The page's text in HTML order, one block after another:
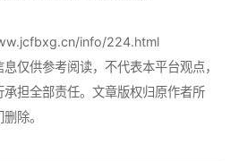
info/224.html
仅供参考阅读，不代表本平台观点，
担全部责任。文章版权归原作者所
除。